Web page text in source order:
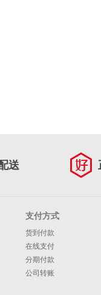
送
支付方式
货到付款
在线支付
分期付款
公司转账